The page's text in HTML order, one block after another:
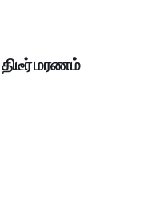
மரணம்